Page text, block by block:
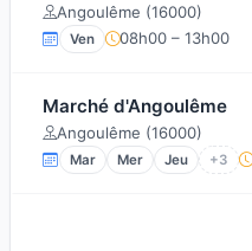
Angoulême (16000)
Ven 08h00 – 13h00
Marché d'Angoulême
Angoulême (16000)
Mar Mer Jeu +3